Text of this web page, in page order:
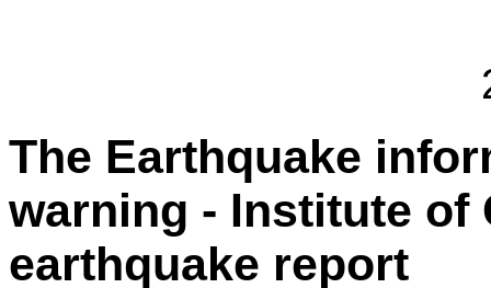
The Earthquake
warning - Institute of
earthquake report